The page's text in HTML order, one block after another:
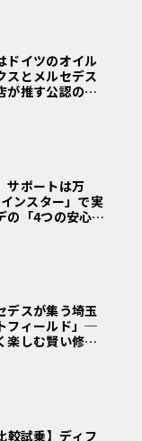
ボンファイバー
ィのプロファイ
ッサのヨット「A
ドイツのオイル
スとメルセデス
が推す公認の安
味わうシルキー
サポートは万
ンスター」で実
の「4つの安心」
デ6つの疑問：
】〈PR〉
デスが集う埼玉
フィールド」─
しむ賢い修理
クス製オイル
〉
較試乗】ディフ